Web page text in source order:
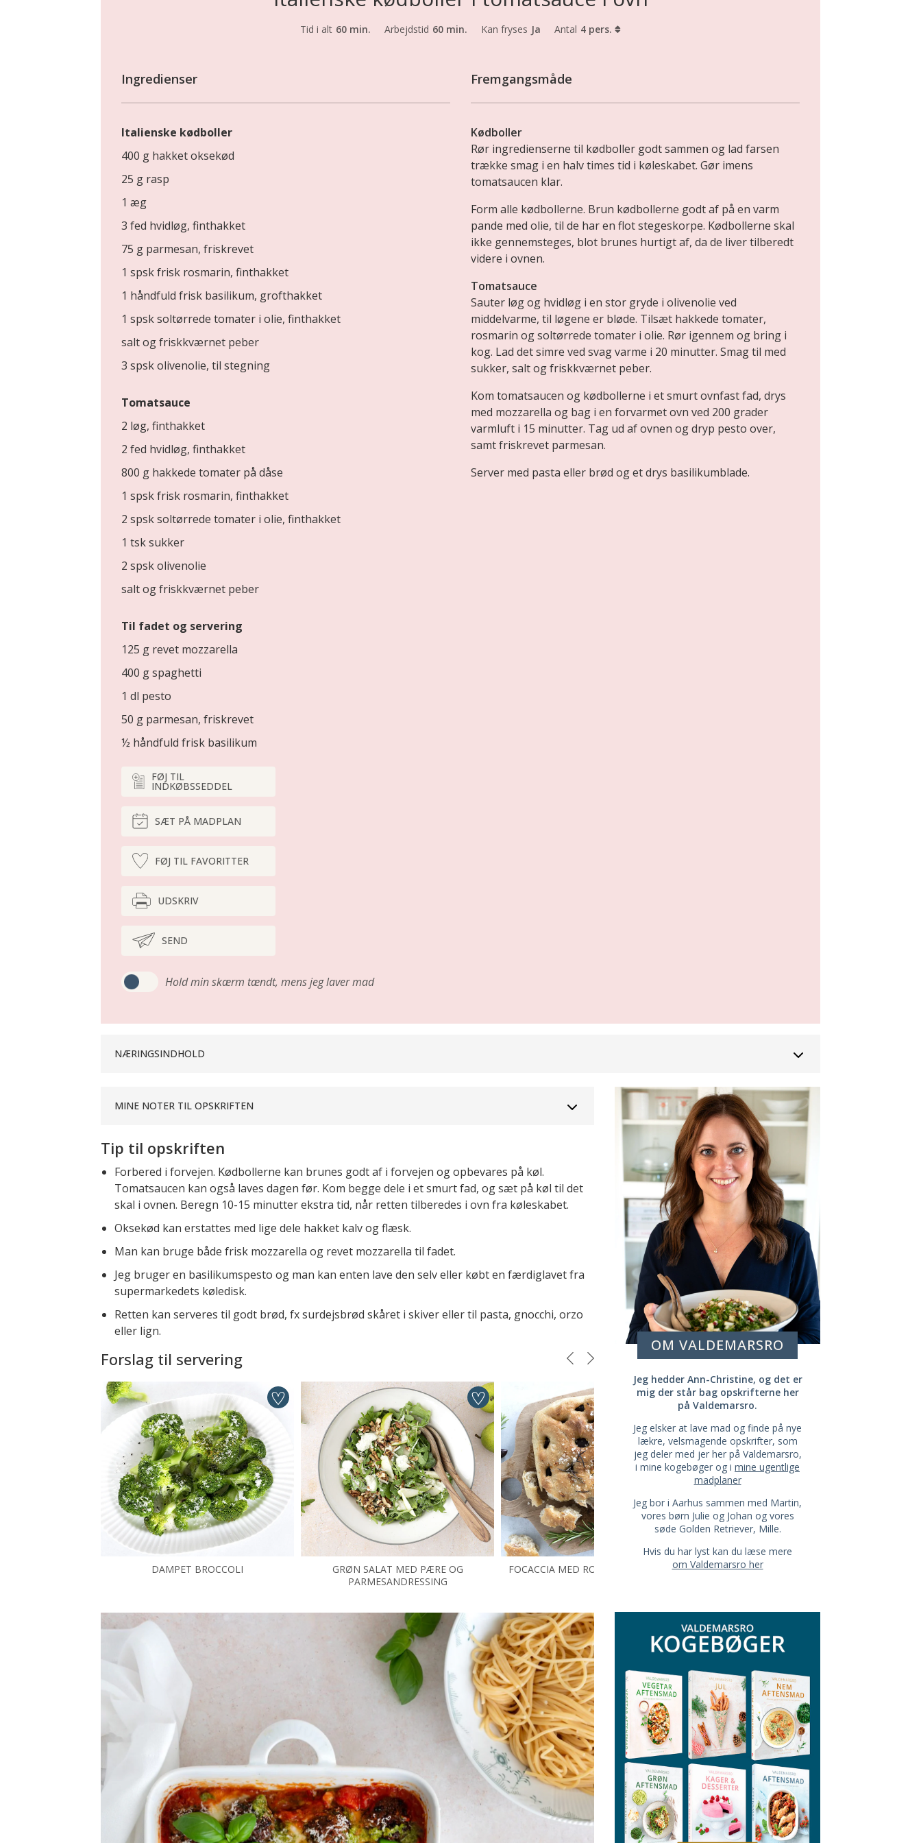
Tid i alt 60 min. Arbejdstid 60 min. Kan fryses Ja Antal 4 pers.
Ingredienser
Italienske kødboller
400 g hakket oksekød
25 g rasp
1 æg
3 fed hvidløg, finthakket
75 g parmesan, friskrevet
1 spsk frisk rosmarin, finthakket
1 håndfuld frisk basilikum, grofthakket
1 spsk soltørrede tomater i olie, finthakket
salt og friskkværnet peber
3 spsk olivenolie, til stegning
Tomatsauce
2 løg, finthakket
2 fed hvidløg, finthakket
800 g hakkede tomater på dåse
1 spsk frisk rosmarin, finthakket
2 spsk soltørrede tomater i olie, finthakket
1 tsk sukker
2 spsk olivenolie
salt og friskkværnet peber
Til fadet og servering
125 g revet mozzarella
400 g spaghetti
1 dl pesto
50 g parmesan, friskrevet
½ håndfuld frisk basilikum
Fremgangsmåde
Kødboller
Rør ingredienserne til kødboller godt sammen og lad farsen
trække smag i en halv times tid i køleskabet. Gør imens
tomatsaucen klar.
Form alle kødbollerne. Brun kødbollerne godt af på en varm
pande med olie, til de har en flot stegeskorpe. Kødbollerne skal
ikke gennemsteges, blot brunes hurtigt af, da de liver tilberedt
videre i ovnen.
Tomatsauce
Sauter løg og hvidløg i en stor gryde i olivenolie ved
middelvarme, til løgene er bløde. Tilsæt hakkede tomater,
rosmarin og soltørrede tomater i olie. Rør igennem og bring i
kog. Lad det simre ved svag varme i 20 minutter. Smag til med
sukker, salt og friskkværnet peber.
Kom tomatsaucen og kødbollerne i et smurt ovnfast fad, drys
med mozzarella og bag i en forvarmet ovn ved 200 grader
varmluft i 15 minutter. Tag ud af ovnen og dryp pesto over,
samt friskrevet parmesan.
Server med pasta eller brød og et drys basilikumblade.
FØJ TIL
INDKØBSSEDDEL
SÆT PÅ MADPLAN
FØJ TIL FAVORITTER
UDSKRIV
SEND
Hold min skærm tændt, mens jeg laver mad
NÆRINGSINDHOLD
MINE NOTER TIL OPSKRIFTEN
Tip til opskriften
Forbered i forvejen. Kødbollerne kan brunes godt af i forvejen og opbevares på køl.
Tomatsaucen kan også laves dagen før. Kom begge dele i et smurt fad, og sæt på køl til det
skal i ovnen. Beregn 10-15 minutter ekstra tid, når retten tilberedes i ovn fra køleskabet.
Oksekød kan erstattes med lige dele hakket kalv og flæsk.
Man kan bruge både frisk mozzarella og revet mozzarella til fadet.
Jeg bruger en basilikumspesto og man kan enten lave den selv eller købt en færdiglavet fra
supermarkedets køledisk.
Retten kan serveres til godt brød, fx surdejsbrød skåret i skiver eller til pasta, gnocchi, orzo
eller lign.
Forslag til servering
DAMPET BROCCOLI
GRØN SALAT MED PÆRE OG
PARMESANDRESSING
FOCACCIA MED ROSMARIN OG OLIVEN BAGT SPIDSKÅL
OM VALDEMARSRO
Jeg hedder Ann-Christine, og det er
mig der står bag opskrifterne her
på Valdemarsro.
Jeg elsker at lave mad og finde på nye
lækre, velsmagende opskrifter, som
jeg deler med jer her på Valdemarsro,
i mine kogebøger og i mine ugentlige
madplaner
Jeg bor i Aarhus sammen med Martin,
vores børn Julie og Johan og vores
søde Golden Retriever, Mille.
Hvis du har lyst kan du læse mere
om Valdemarsro her